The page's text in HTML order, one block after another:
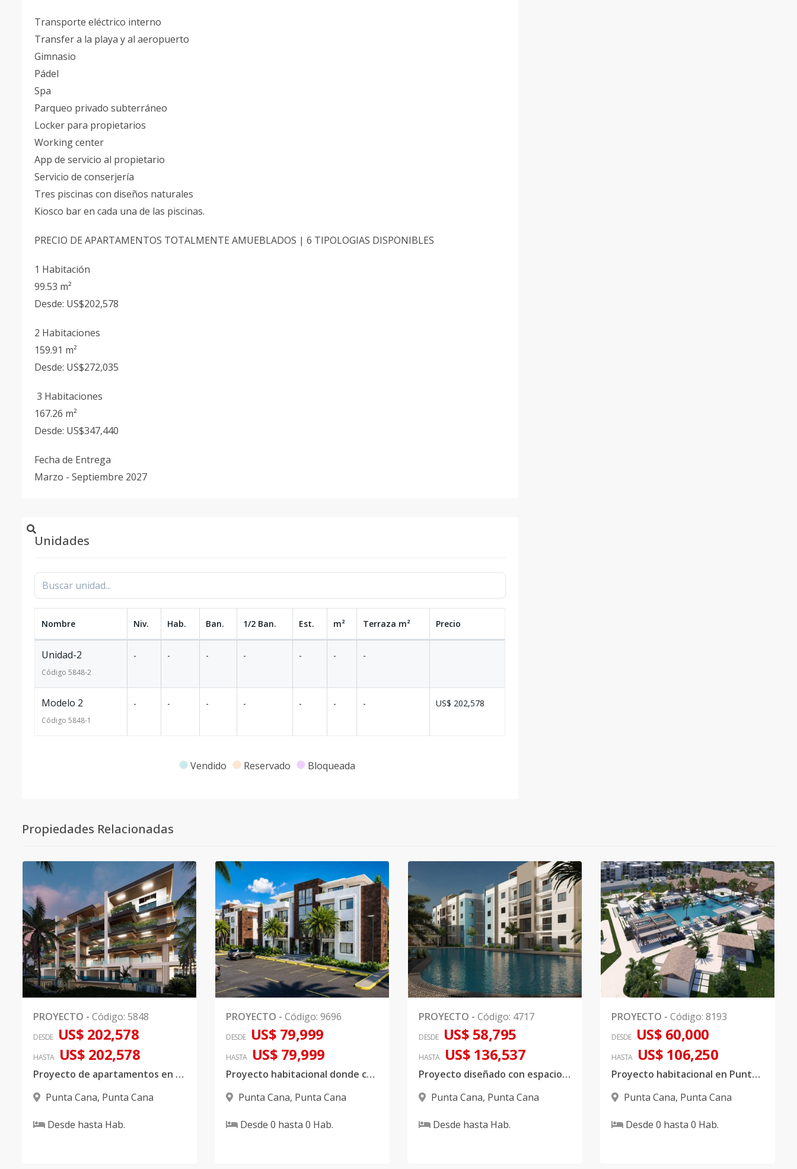
Transporte eléctrico interno
Transfer a la playa y al aeropuerto
Gimnasio
Pádel
Spa
Parqueo privado subterráneo
Locker para propietarios
Working center
App de servicio al propietario
Servicio de conserjería
Tres piscinas con diseños naturales
Kiosco bar en cada una de las piscinas.
PRECIO DE APARTAMENTOS TOTALMENTE AMUEBLADOS | 6 TIPOLOGIAS DISPONIBLES
1 Habitación
99.53 m²
Desde: US$202,578
2 Habitaciones
159.91 m²
Desde: US$272,035
3 Habitaciones
167.26 m²
Desde: US$347,440
Fecha de Entrega
Marzo - Septiembre 2027
Unidades
Nombre Niv. Hab. Ban. 1/2 Ban. Est. m² Terraza m² Precio
Unidad-2
Código 5848-2
- - - - - - -
Modelo 2
Código 5848-1
- - - - - - - US$ 202,578
Vendido Reservado Bloqueada
Propiedades Relacionadas
PROYECTO - Código: 5848
DESDE US$ 202,578
HASTA US$ 202,578
Proyecto de apartamentos en venta ubicado en Punta Cana
Punta Cana, Punta Cana
Desde hasta Hab.
PROYECTO - Código: 9696
DESDE US$ 79,999
HASTA US$ 79,999
Proyecto habitacional donde combina apartamento con Villas independientes
Punta Cana, Punta Cana
Desde 0 hasta 0 Hab.
PROYECTO - Código: 4717
DESDE US$ 58,795
HASTA US$ 136,537
Proyecto diseñado con espacios acogedores y áreas atractivas
Punta Cana, Punta Cana
Desde hasta Hab.
PROYECTO - Código: 8193
DESDE US$ 60,000
HASTA US$ 106,250
Proyecto habitacional en Punta Cana con Bono Vivienda
Punta Cana, Punta Cana
Desde 0 hasta 0 Hab.